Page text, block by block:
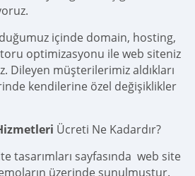
içinde domain, hosting,
optimizasyonu ile web siteniz
Dileyen müşterilerimiz aldıkları
kendilerine özel değişiklikler
Ücreti Ne Kadardır?
tasarımları sayfasında web site
üzerinde sunulmuştur.